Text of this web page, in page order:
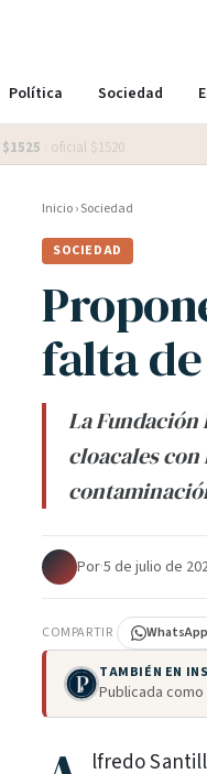
Política Sociedad
$1525 · oficial $ 1520
Inicio›Sociedad
SOCIEDAD
falta
La
cloacales
Por·5 de julio de
COMPARTIR WhatsApp
TAMBIÉN EN
Publicada
lfredo